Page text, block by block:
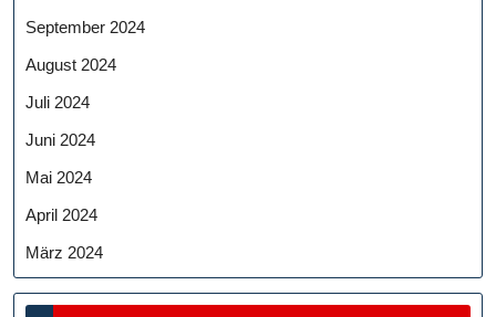
September 2024
August 2024
Juli 2024
Juni 2024
Mai 2024
April 2024
März 2024